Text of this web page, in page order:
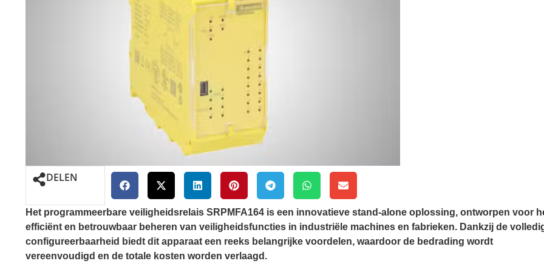
DELEN
Het programmeerbare veiligheidsrelais SRPMFA164 is een innovatieve stand-alone oplossing, ontworpen voor
efficiënt en betrouwbaar beheren van veiligheidsfuncties in industriële machines en fabrieken. Dankzij de
configureerbaarheid biedt dit apparaat een reeks belangrijke voordelen, waardoor de bedrading wordt
vereenvoudigd en de totale kosten worden verlaagd.